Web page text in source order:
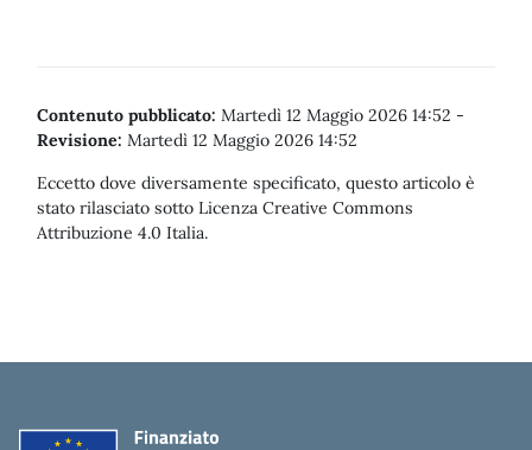
Contenuto pubblicato: Martedì 12 Maggio 2026 14:52 -
Revisione: Martedì 12 Maggio 2026 14:52
Eccetto dove diversamente specificato, questo articolo è
stato rilasciato sotto Licenza Creative Commons
Attribuzione 4.0 Italia.